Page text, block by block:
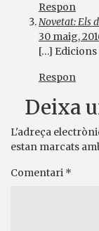
Respon
Novetat: Els
30 maig,
[…] Edicions
Respon
Deixa
L'adreça
estan marcats
Comentari *